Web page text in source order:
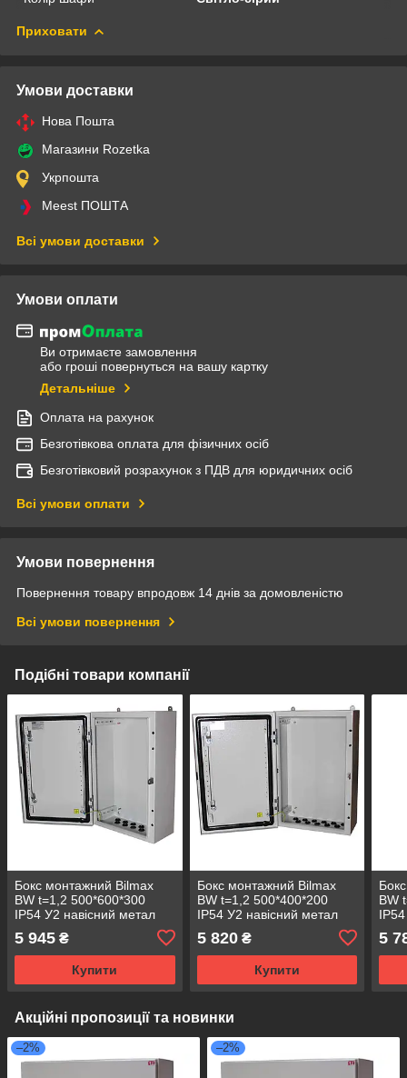
Приховати
Умови доставки
Нова Пошта
Магазини Rozetka
Укрпошта
Meest ПОШТА
Всі умови доставки
Умови оплати
Ви отримаєте замовлення
або гроші повернуться на вашу картку
Детальніше
Оплата на рахунок
Безготівкова оплата для фізичних осіб
Безготівковий розрахунок з ПДВ для юридичних осіб
Всі умови оплати
Умови повернення
Повернення товару впродовж 14 днів за домовленістю
Всі умови повернення
Подібні товари компанії
Бокс монтажний Bilmax
BW t=1,2 500*600*300
IP54 У2 навісний метал
(металева шафа)
5 945 ₴
Купити
Бокс монтажний Bilmax
BW t=1,2 500*400*200
IP54 У2 навісний метал
(металева шафа)
5 820₴
Купити
BW
5
Акційні пропозиції та новинки
–2% –2%